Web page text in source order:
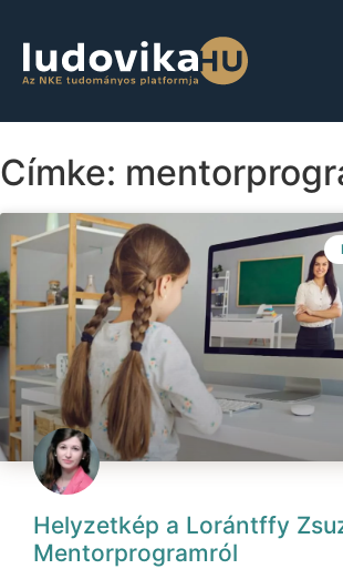
Címke:
Helyzetkép a Lorántffy
Mentorprogramról